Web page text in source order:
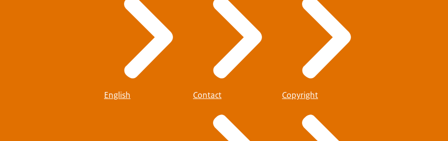
English Contact Copyright